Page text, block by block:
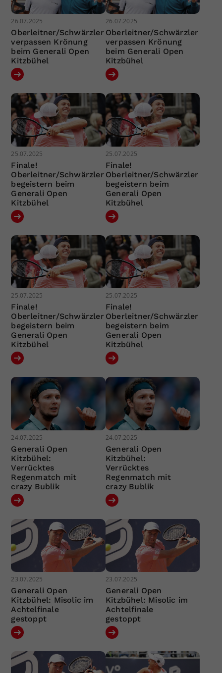
26.07.2025
Oberleitner/Schwärzler
verpassen Krönung
beim Generali Open
Kitzbühel
26.07.2025
Oberleitner/Schwärzler
verpassen Krönung
beim Generali Open
Kitzbühel
25.07.2025
Finale!
Oberleitner/Schwärzler
begeistern beim
Generali Open
Kitzbühel
25.07.2025
Finale!
Oberleitner/Schwärzler
begeistern beim
Generali Open
Kitzbühel
25.07.2025
Finale!
Oberleitner/Schwärzler
begeistern beim
Generali Open
Kitzbühel
25.07.2025
Finale!
Oberleitner/Schwärzler
begeistern beim
Generali Open
Kitzbühel
24.07.2025
Generali Open
Kitzbühel:
Verrücktes
Regenmatch mit
crazy Bublik
24.07.2025
Generali Open
Kitzbühel:
Verrücktes
Regenmatch mit
crazy Bublik
23.07.2025
Generali Open
Kitzbühel: Misolic im
Achtelfinale
gestoppt
23.07.2025
Generali Open
Kitzbühel: Misolic im
Achtelfinale
gestoppt